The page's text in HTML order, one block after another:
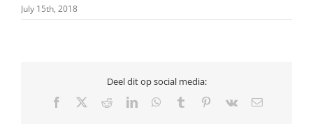
July 15th, 2018
Deel dit op social media:
Facebook RedditLinkedInWhatsApp
Tumblr Pinterest
Vk Email